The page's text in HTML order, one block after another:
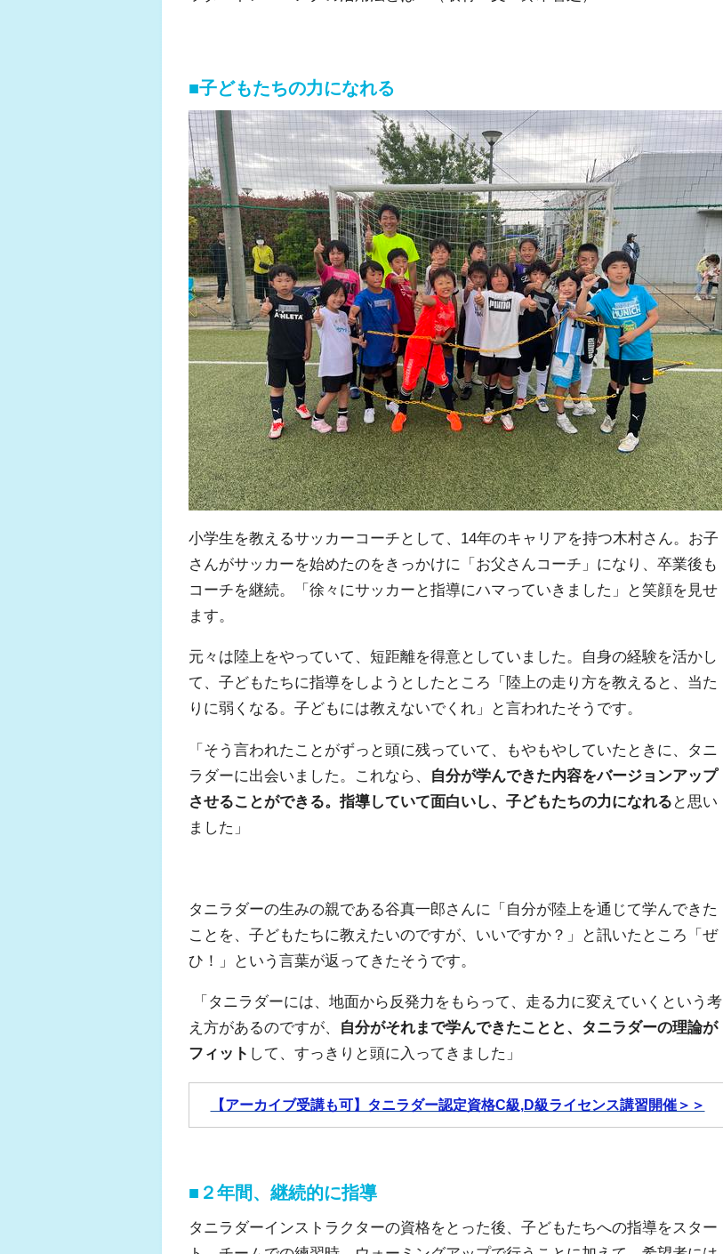
■子どもたちの力になれる
小学生を教えるサッカーコーチとして、 14年のキャリアを持つ木村さん。お子
さんがサッカーを始めたのをきっかけに「お父さんコーチ」になり、卒業後も
コーチを継続。「徐々にサッカーと指導にハマっていきました」と笑顔を見せ
ます。
元々は陸上をやっていて、短距離を得意としていました。自身の経験を活かし
て、子どもたちに指導をしようとしたところ「陸上の走り方を教えると、当た
りに弱くなる。子どもには教えないでくれ」と言われたそうです。
「そう言われたことがずっと頭に残っていて、もやもやしていたときに、タニ
ラダーに出会いました。これなら、 自分が学んできた内容をバージョンアップ
させることができる。指導していて面白いし、子どもたちの力になれる と思い
ました」
タニラダーの生みの親である谷真一郎さんに「自分が陸上を通じて学んできた
ことを、子どもたちに教えたいのですが、いいですか？」と訊いたところ「ぜ
ひ！」という言葉が返ってきたそうです。
「タニラダーには、地面から反発力をもらって、走る力に変えていくという考
え方があるのですが、 自分がそれまで学んできたことと、タニラダーの理論が
フィット して、すっきりと頭に入ってきました」
【アーカイブ受講も可】タニラダー認定資格C級,D級ライセンス講習開催＞＞
■２年間、継続的に指導
タニラダーインストラクターの資格をとった後、子どもたちへの指導をスター